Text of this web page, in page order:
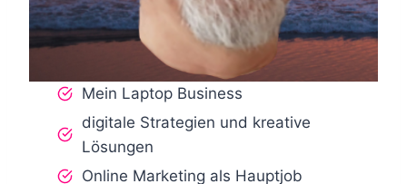
Mein Laptop Business
digitale Strategien und kreative
Lösungen
Online Marketing als Hauptjob